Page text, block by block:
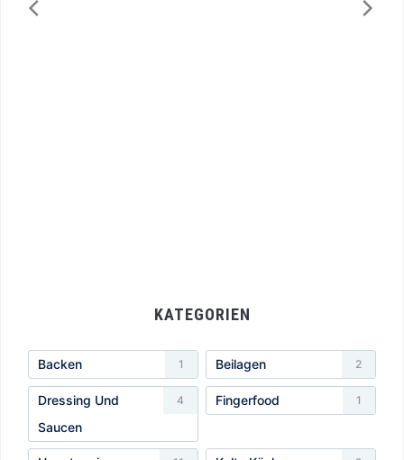
KATEGORIEN
Backen 1 Beilagen 2
Dressing Und
Saucen
4 Fingerfood 1